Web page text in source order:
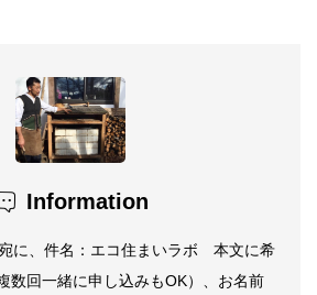
Information
に、件名：エコ住まいラボ 本文に希
数回一緒に申し込みもOK）、お名前